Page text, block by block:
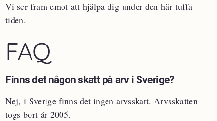
Vi ser fram emot att hjälpa dig under den här tuffa
tiden.
FAQ
Finns det någon skatt på arv i Sverige?
Nej, i Sverige finns det ingen arvsskatt. Arvsskatten
togs bort år 2005.